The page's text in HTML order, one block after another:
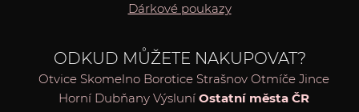
Dárkové poukazy
ODKUD MŮŽETE NAKUPOVAT?
Otvice Skomelno Borotice Strašnov Otmíče Jince
Horní Dubňany Výsluní Ostatní města ČR